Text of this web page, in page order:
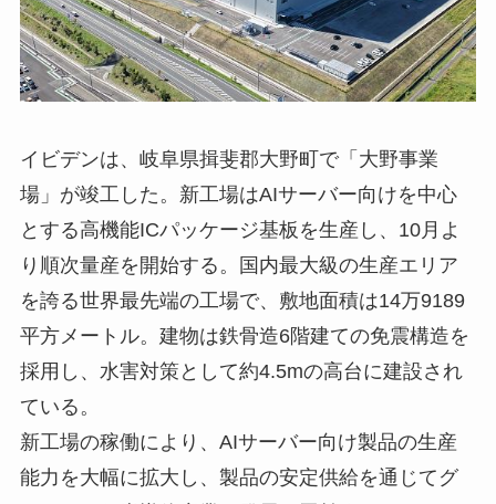
イビデンは、岐阜県揖斐郡大野町で「大野事業
場」が竣工した。新工場はAIサーバー向けを中心
とする高機能ICパッケージ基板を生産し、10月よ
り順次量産を開始する。国内最大級の生産エリア
を誇る世界最先端の工場で、敷地面積は14万9189
平方メートル。建物は鉄骨造6階建ての免震構造を
採用し、水害対策として約4.5mの高台に建設され
ている。
新工場の稼働により、AIサーバー向け製品の生産
能力を大幅に拡大し、製品の安定供給を通じてグ